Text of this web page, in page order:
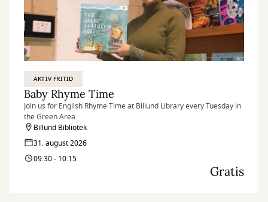
AKTIV FRITID
Baby Rhyme Time
Join us for English Rhyme Time at Billund Library every Tuesday in
the Green Area.
Billund Bibliotek
31. august 2026
09:30 - 10:15
Gratis